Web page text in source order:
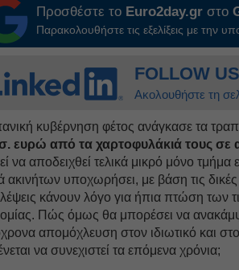
Προσθέστε το Euro2day.gr στο
Παρακολουθήστε τις εξελίξεις με την
FOLLOW US
Ακολουθήστε τη
κυβέρνηση φέτος ανάγκασε τα
ευρώ από τα χαρτοφυλάκιά τους σε
να αποδειχθεί τελικά μικρό μόνο τμήμα
ακινήτων υποχωρήσει, με βάση τις δικές
κάνουν λόγο για ήπια πτώση των
Πώς όμως θα μπορέσει να
απομόχλευση στον ιδιωτικό και
να συνεχιστεί τα επόμενα χρόνια;